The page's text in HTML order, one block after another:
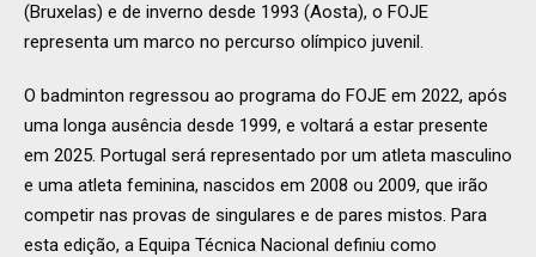
(Bruxelas) e de inverno desde 1993 (Aosta), o FOJE
representa um marco no percurso olímpico juvenil.
O badminton regressou ao programa do FOJE em 2022, após
uma longa ausência desde 1999, e voltará a estar presente
em 2025. Portugal será representado por um atleta masculino
e uma atleta feminina, nascidos em 2008 ou 2009, que irão
competir nas provas de singulares e de pares mistos. Para
esta edição, a Equipa Técnica Nacional definiu como